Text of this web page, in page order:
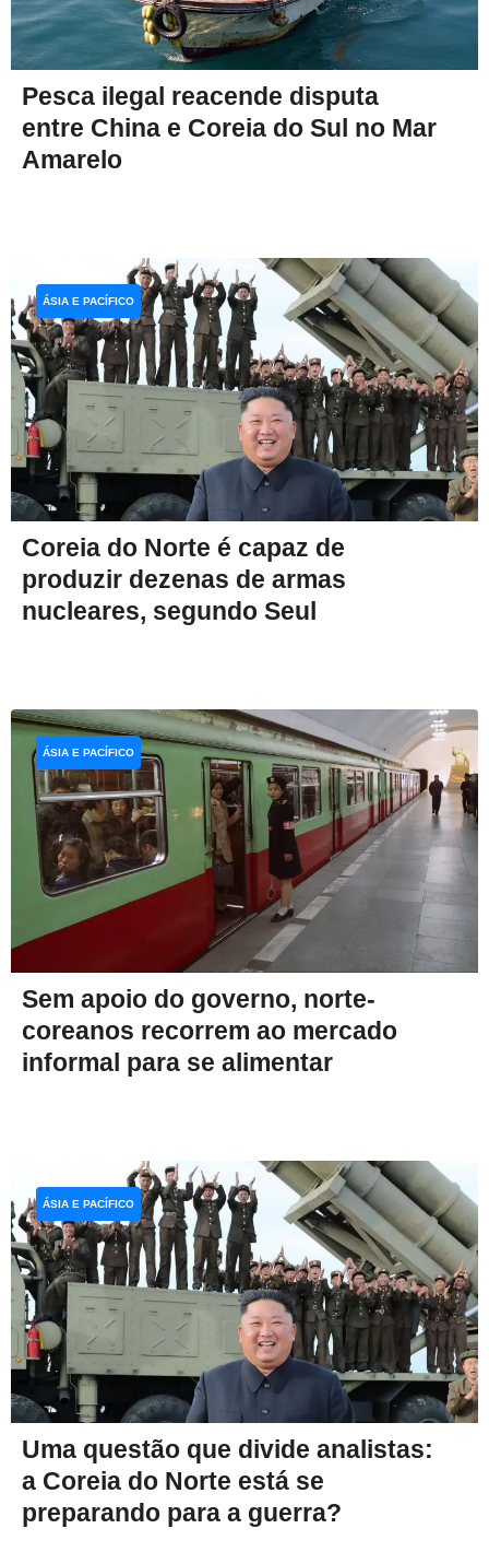
Pesca ilegal reacende disputa
entre China e Coreia do Sul no Mar
Amarelo
Coreia do Norte é capaz de
produzir dezenas de armas
nucleares, segundo Seul
ÁSIA E PACÍFICO
Sem apoio do governo, norte-
coreanos recorrem ao mercado
informal para se alimentar
ÁSIA E PACÍFICO
Uma questão que divide analistas:
a Coreia do Norte está se
preparando para a guerra?
ÁSIA E PACÍFICO